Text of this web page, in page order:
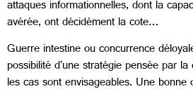
attaques informationnelles, dont la
avérée, ont décidément la cote…
Guerre intestine ou concurrence
possibilité d'une stratégie pensée par
les cas sont envisageables. Une